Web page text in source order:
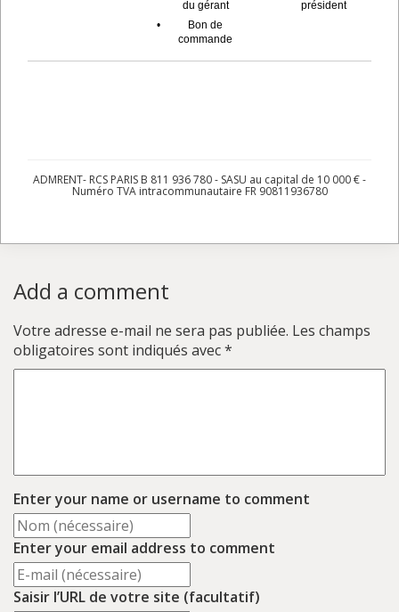
du gérant
•
Bon de
commande
président
ADMRENT- RCS PARIS B 811 936 780 - SASU au capital de 10 000 € -
Numéro TVA intracommunautaire FR 90811936780
Add a comment
Votre adresse e-mail ne sera pas publiée. Les champs
obligatoires sont indiqués avec*
Enter your name or username to comment
Enter your email address to comment
Saisir l’URL de votre site (facultatif)